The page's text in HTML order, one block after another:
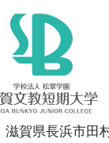
滋賀県長浜市田